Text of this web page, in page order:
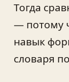
Тогда
— потому
навык
словаря